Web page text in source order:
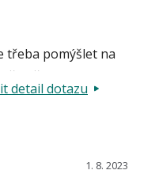
třeba pomýšlet na
je
ohraničeného
ostrost se také
detail dotazu
1. 8. 2023